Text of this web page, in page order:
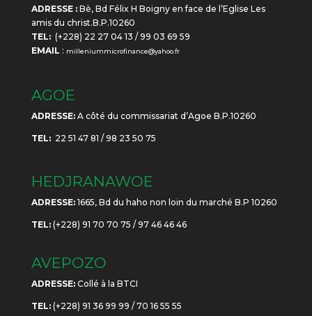
ADRESSE :Bè, Bd Félix H Boigny en face de l’Eglise Les
amis du christ.B.P.10260
TEL:(+228) 22 27 04 13 / 99 03 69 59
EMAIL : milleniummicrofinance@yahoo.fr
AGOE
ADRESSE:A côté du commissariat d’Agoe B.P.10260
TEL:22 51 47 81 / 98 23 50 75
HEDJRANAWOE
ADRESSE:1665, Bd du haho non loin du marché B.P 10260
TEL:(+228) 91 70 70 75 / 97 46 46 46
AVEPOZO
ADRESSE:Collé à la BTCI
TEL:(+228) 91 36 99 99 / 70 16 55 55